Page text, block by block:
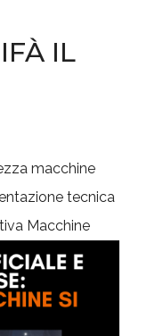
IL
macchine
tecnica
Macchine